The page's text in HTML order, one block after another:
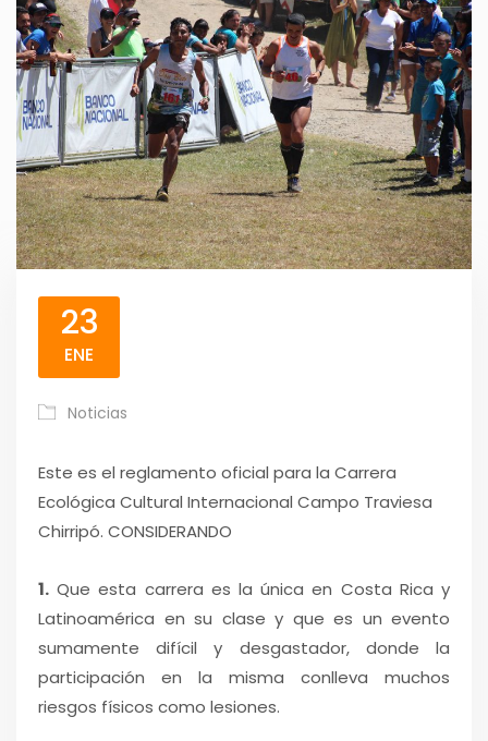
23
ENE
Noticias
Este es el reglamento oficial para la Carrera
Ecológica Cultural Internacional Campo Traviesa
Chirripó. CONSIDERANDO
1. Que esta carrera es la única en Costa Rica y
Latinoamérica en su clase y que es un evento
sumamente difícil y desgastador, donde la
participación en la misma conlleva muchos
riesgos físicos como lesiones.